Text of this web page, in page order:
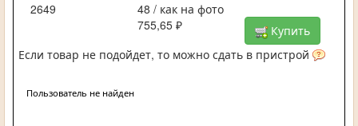
2649
48 / как на фото
755,65 ₽
Купить
Если товар не подойдет, то можно сдать в пристрой
Пользователь не найден